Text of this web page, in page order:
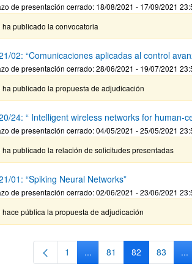
de presentación cerrado: 18/08/2021 - 17/09/2021
ha publicado la convocatoria
02: “Comunicaciones aplicadas al control
de presentación cerrado: 28/06/2021 - 19/07/2021
ha publicado la propuesta de adjudicación
24: “ Intelligent wireless networks for human-
de presentación cerrado: 04/05/2021 - 25/05/2021
ha publicado la relación de solicitudes presentadas
01: “Spiking Neural Networks”
de presentación cerrado: 02/06/2021 - 23/06/2021
hace pública la propuesta de adjudicación
Página
1 ...Páginas intermedias Use
Página
81 Página
82 Página
83 ...